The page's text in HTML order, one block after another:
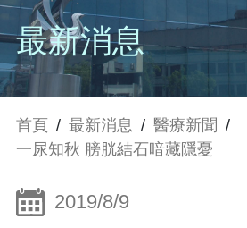
最新消息
首頁 / 最新消息 / 醫療新聞 /
一尿知秋 膀胱結石暗藏隱憂
2019/8/9